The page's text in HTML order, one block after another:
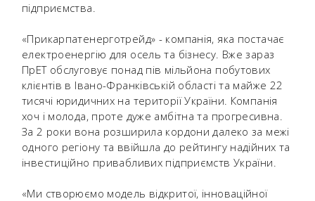
підприємства.
«Прикарпатенерготрейд» - компанія, яка постачає
електроенергію для осель та бізнесу. Вже зараз
ПрЕТ обслуговує понад пів мільйона побутових
клієнтів в Івано-Франківській області та майже 22
тисячі юридичних на території України. Компанія
хоч і молода, проте дуже амбітна та прогресивна.
За 2 роки вона розширила кордони далеко за межі
одного регіону та ввійшла до рейтингу надійних та
інвестиційно привабливих підприємств України.
«Ми створюємо модель відкритої, інноваційної